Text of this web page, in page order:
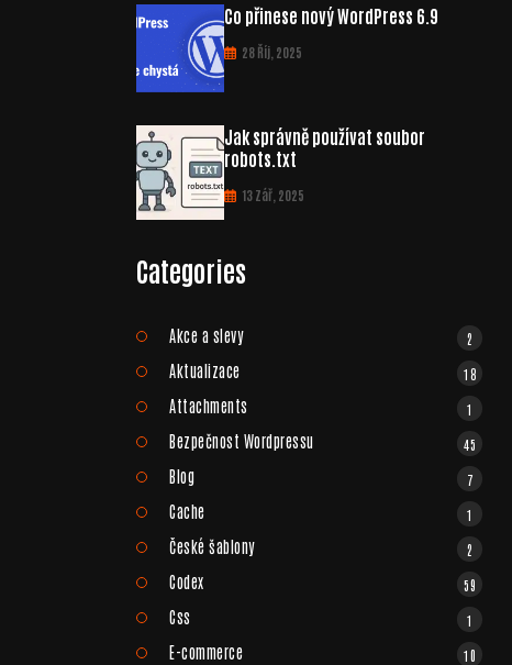
Co přinese nový WordPress 6.9
28 Říj, 2025
Jak správně používat soubor
robots.txt
13 Zář, 2025
Categories
Akce a slevy 2
Aktualizace 18
Attachments 1
Bezpečnost Wordpressu 45
Blog 7
Cache 1
České šablony 2
Codex 59
Css 1
E-commerce 10